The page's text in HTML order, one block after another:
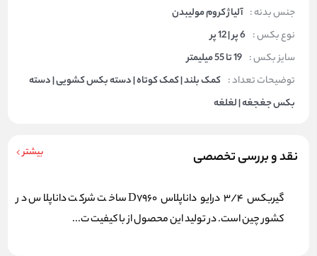
جنس بدنه : آلیاژ کروم مولیبدن
نوع بکس : 6 پر | 12 پر
سایز بکس : 19 تا 55 میلیمتر
توضیحات تعداد : کمک بلند | کمک کوتاه | دسته بکس کشویی | دسته
بکس جغجغه | لغلغه
نقد و بررسی تخصصی بیشتر
گیربکس 3/4 درایو داناپلاس D7960 ساخت شرکت داناپلاس در
کشور چین است. در تولید این محصول از با کیفیت ت...